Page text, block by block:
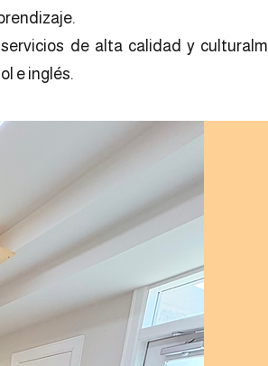
de alta calidad y
e inglés.